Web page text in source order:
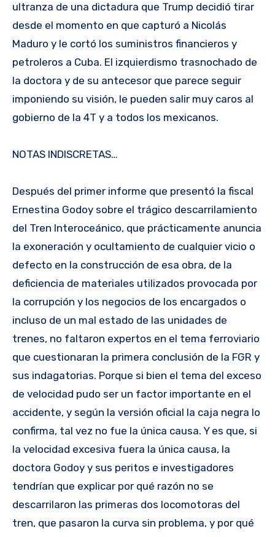
ultranza de una dictadura que Trump decidió tirar
desde el momento en que capturó a Nicolás
Maduro y le cortó los suministros financieros y
petroleros a Cuba. El izquierdismo trasnochado de
la doctora y de su antecesor que parece seguir
imponiendo su visión, le pueden salir muy caros al
gobierno de la 4T y a todos los mexicanos.
NOTAS INDISCRETAS…
Después del primer informe que presentó la fiscal
Ernestina Godoy sobre el trágico descarrilamiento
del Tren Interoceánico, que prácticamente anuncia
la exoneración y ocultamiento de cualquier vicio o
defecto en la construcción de esa obra, de la
deficiencia de materiales utilizados provocada por
la corrupción y los negocios de los encargados o
incluso de un mal estado de las unidades de
trenes, no faltaron expertos en el tema ferroviario
que cuestionaran la primera conclusión de la FGR y
sus indagatorias. Porque si bien el tema del exceso
de velocidad pudo ser un factor importante en el
accidente, y según la versión oficial la caja negra lo
confirma, tal vez no fue la única causa. Y es que, si
la velocidad excesiva fuera la única causa, la
doctora Godoy y sus peritos e investigadores
tendrían que explicar por qué razón no se
descarrilaron las primeras dos locomotoras del
tren, que pasaron la curva sin problema, y por qué